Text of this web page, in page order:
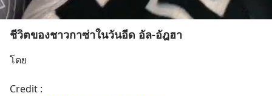
ชีวิตของชาวกาซ่าในวันอีด อัล-อัฎฮา
โดย
Credit :